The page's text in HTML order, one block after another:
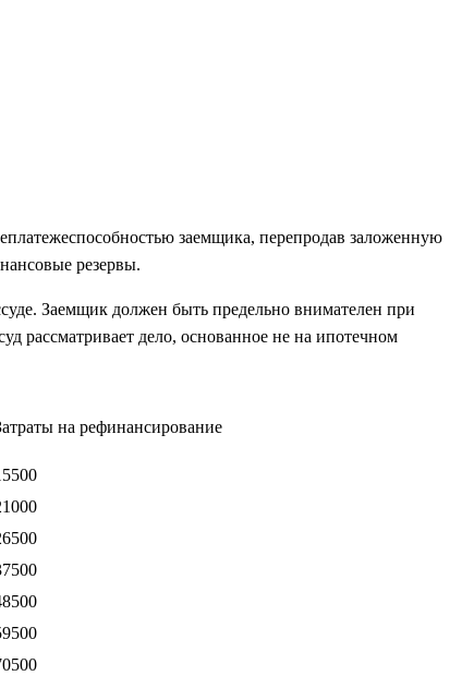
заемщика, перепродав заложенную
резервы.
Заемщик должен быть предельно внимателен при
рассматривает дело, основанное не на ипотечном
на рефинансирование